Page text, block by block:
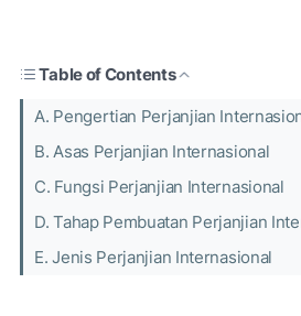
Table of Contents
A. Pengertian Perjanjian
B. Asas Perjanjian Internasional
C. Fungsi Perjanjian Internasional
D. Tahap Pembuatan Perjanjian
E. Jenis Perjanjian Internasional